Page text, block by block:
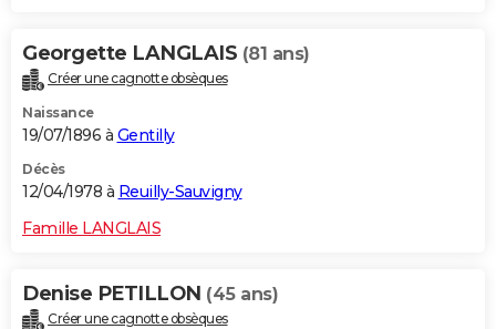
Georgette LANGLAIS (81 ans)
Créer une cagnotte obsèques
Naissance
19/07/1896 à Gentilly
Décès
12/04/1978 à Reuilly-Sauvigny
Famille LANGLAIS
Denise PETILLON (45 ans)
Créer une cagnotte obsèques